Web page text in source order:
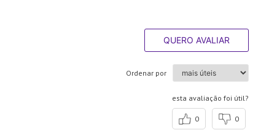
QUERO AVALIAR
Ordenar por
esta avaliação foi útil?
0 0